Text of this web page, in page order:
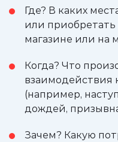
Где? В каких
или
магазине или на
Когда? Что
взаимодействия
(например,
дождей,
Зачем? Какую